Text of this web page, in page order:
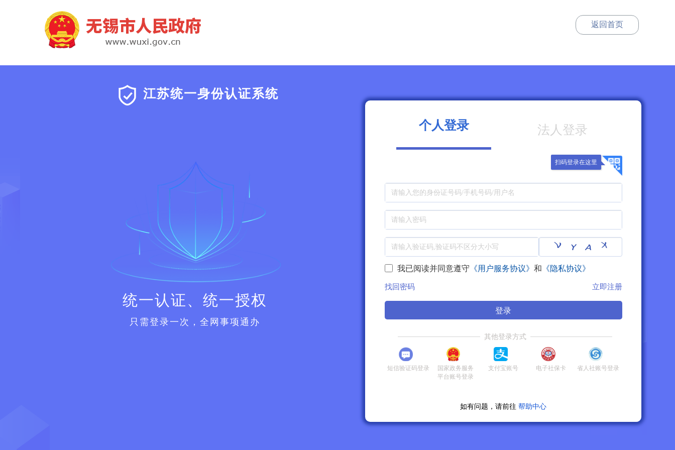
返回首页
个人登录 法人登录
扫码登录在这里
我已阅读并同意遵守 《用户服务协议》 和 《隐私协议》
找回密码 立即注册
登录
其他登录方式
短信验证码登录
国家政务服务
平台账号登录
支付宝账号 电子社保卡 省人社账号登录
如有问题，请前往 帮助中心
江苏统一身份认证系统
统一认证、统一授权
只需登录一次，全网事项通办